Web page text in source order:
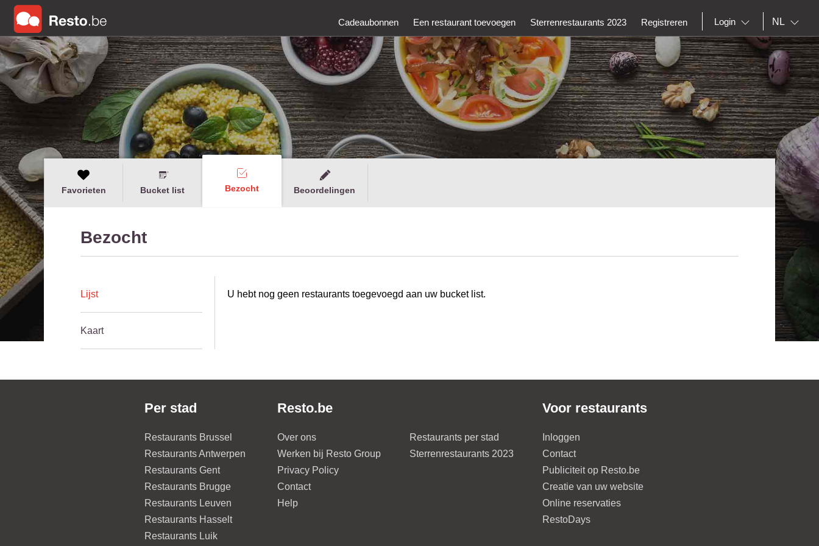
Cadeaubonnen Een restaurant toevoegen Sterrenrestaurants 2023 Registreren Login NL
Favorieten Bucket list Bezocht Beoordelingen
Bezocht
Lijst
Kaart
U hebt nog geen restaurants toegevoegd aan uw bucket list.
Per stad
Restaurants Brussel
Restaurants Antwerpen
Restaurants Gent
Restaurants Brugge
Restaurants Leuven
Restaurants Hasselt
Restaurants Luik
Resto.be
Over ons
Werken bij Resto Group
Privacy Policy
Contact
Help
Restaurants per stad
Sterrenrestaurants 2023
Voor restaurants
Inloggen
Contact
Publiciteit op Resto.be
Creatie van uw website
Online reservaties
RestoDays